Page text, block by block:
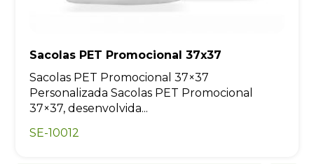
Sacolas PET Promocional 37x37
Sacolas PET Promocional 37×37
Personalizada Sacolas PET Promocional
37×37, desenvolvida...
SE-10012